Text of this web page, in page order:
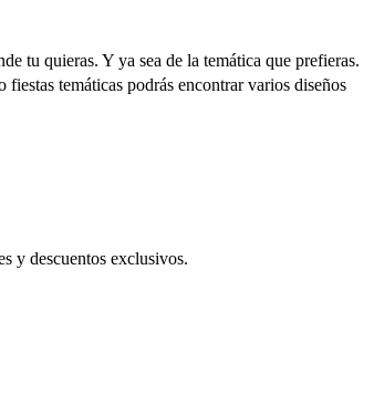
tu quieras. Y ya sea de la temática que prefieras.
temáticas podrás encontrar varios diseños
y descuentos exclusivos.